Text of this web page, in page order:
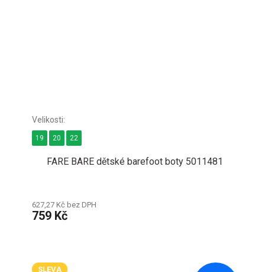
FARE BARE dětské barefoot boty 5011481
627,27 Kč bez DPH
759 Kč
19 20 22
SLEVA